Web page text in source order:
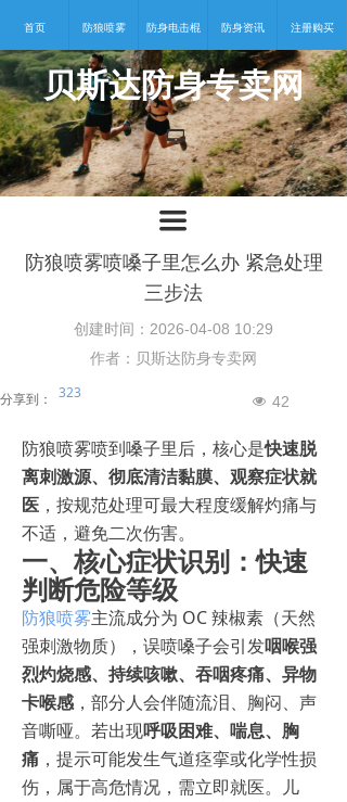
贝斯达防身专卖网
首页 防狼喷雾 防身电击棍 防身资讯 注册购买
넡
防狼喷雾喷嗓子里怎么办 紧急处理
三步法
防狼喷雾喷到嗓子里后，核心是快速脱
离刺激源、彻底清洁黏膜、观察症状就
医 ，按规范处理可最大程度缓解灼痛与
不适，避免二次伤害。
一、核心症状识别：快速
判断危险等级
防狼喷雾主流成分为 OC 辣椒素（天然
强刺激物质），误喷嗓子会引发咽喉强
烈灼烧感、持续咳嗽、吞咽疼痛、异物
卡喉感，部分人会伴随流泪、胸闷、声
音嘶哑。若出现呼吸困难、喘息、胸
痛 ，提示可能发生气道痉挛或化学性损
伤，属于高危情况，需立即就医。儿
넶 42
分享到： 323
创建时间： 2026-04-08 10:29
作者：贝斯达防身专卖网
끀